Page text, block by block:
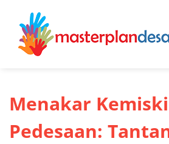
content
Menakar
Pedesaan: